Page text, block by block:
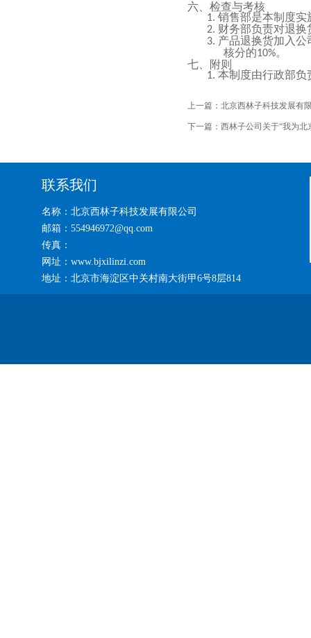
六、检查与考核
1. 销售部是本制度实
2. 财务部负责对退
3. 产品退换货加入
核分的10%。
七、附则
1. 本制度由行政部负
上一篇： 北京西林子科技发展有
下一篇： 西林子公司关于“我为北
联系我们
名称：北京西林子科技发展有限公司
邮箱：554946972@qq.com
传真：
网址：www.bjxilinzi.com
地址：北京市海淀区中关村南大街甲6号8层814